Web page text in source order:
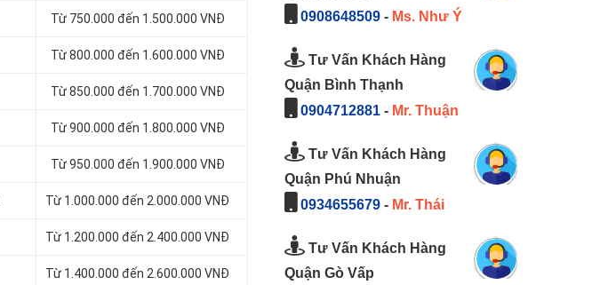
Từ 750.000 đến 1.500.000 VNĐ
Từ 800.000 đến 1.600.000 VNĐ
Từ 850.000 đến 1.700.000 VNĐ
Từ 900.000 đến 1.800.000 VNĐ
Từ 950.000 đến 1.900.000 VNĐ
Từ 1.000.000 đến 2.000.000 VNĐ
Từ 1.200.000 đến 2.400.000 VNĐ
Từ 1.400.000 đến 2.600.000 VNĐ
0908648509- Ms. Như Ý
Tư Vấn Khách Hàng
Quận Bình Thạnh
0904712881- Mr. Thuận
Tư Vấn Khách Hàng
Quận Phú Nhuận
0934655679- Mr. Thái
Tư Vấn Khách Hàng
Quận Gò Vấp